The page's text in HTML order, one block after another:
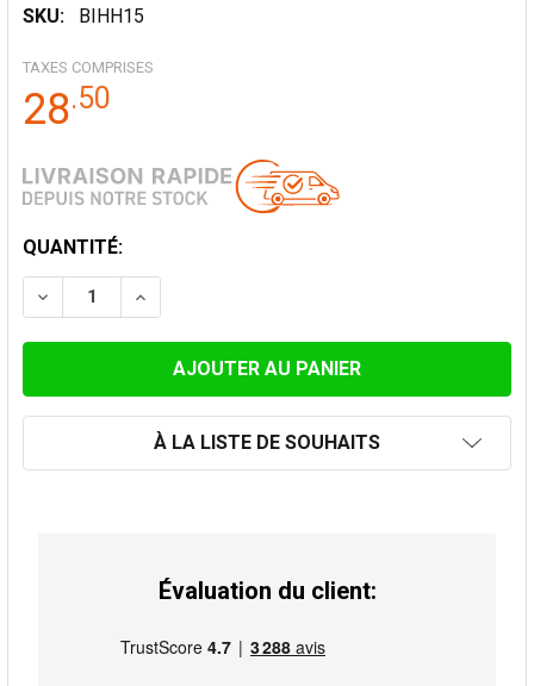
SKU: BIHH15
TAXES COMPRISES
28.50
STOCK
ACTUEL:
QUANTITÉ:
DIMINUER LA QUANTITÉ DE CONNECTEUR FEMELLE Ø
AUGMENTER LA QUANTITÉ DE
À LA LISTE DE SOUHAITS
Évaluation du client: